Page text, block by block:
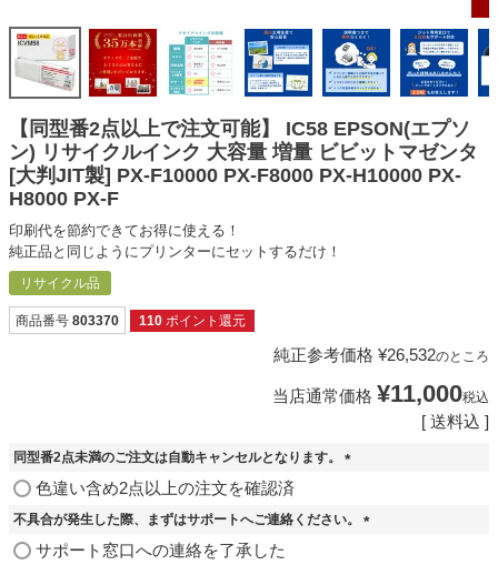
ご利用ガイド
よくある質問
お問い合わせ
会員専用商品
説明書ダウンロード
【同型番2点以上で注文可能】 IC58 EPSON(エプソ
ン) リサイクルインク 大容量 増量 ビビットマゼンタ
[大判JIT製] PX-F10000 PX-F8000 PX-H10000 PX-
H8000 PX-F
印刷代を節約できてお得に使える！
純正品と同じようにプリンターにセットするだけ！
リサイクル品
商品番号 803370 110 ポイント還元
純正参考価格 ¥26,532のところ
当店通常価格 ¥11,000税込
送料込
同型番2点未満のご注文は自動キャンセルとなります。
須
色違い含め2点以上の注文を確認済
不具合が発生した際、まずはサポートへご連絡ください。
サポート窓口への連絡を了承した